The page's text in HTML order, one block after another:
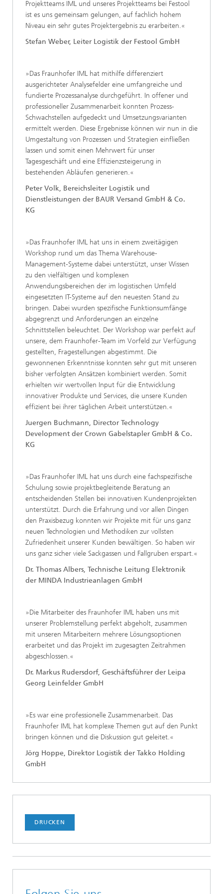
Projektteams IML und unseres Projektteams bei Festool
ist es uns gemeinsam gelungen, auf fachlich hohem
Niveau ein sehr gutes Projektergebnis zu erarbeiten.«
Stefan Weber, Leiter Logistik der Festool GmbH
»Das Fraunhofer IML hat mithilfe differenziert
ausgerichteter Analysefelder eine umfangreiche und
fundierte Prozessanalyse durchgeführt. In offener und
professioneller Zusammenarbeit konnten Prozess-
Schwachstellen aufgedeckt und Umsetzungsvarianten
ermittelt werden. Diese Ergebnisse können wir nun in die
Umgestaltung von Prozessen und Strategien einfließen
lassen und somit einen Mehrwert für unser
Tagesgeschäft und eine Effizienzsteigerung in
bestehenden Abläufen generieren.«
Peter Volk, Bereichsleiter Logistik und
Dienstleistungen der BAUR Versand GmbH & Co.
KG
»Das Fraunhofer IML hat uns in einem zweitägigen
Workshop rund um das Thema Warehouse-
Management-Systeme dabei unterstützt, unser Wissen
zu den vielfältigen und komplexen
Anwendungsbereichen der im logistischen Umfeld
eingesetzten IT-Systeme auf den neuesten Stand zu
bringen. Dabei wurden spezifische Funktionsumfänge
abgegrenzt und Anforderungen an einzelne
Schnittstellen beleuchtet. Der Workshop war perfekt auf
unsere, dem Fraunhofer-Team im Vorfeld zur Verfügung
gestellten, Fragestellungen abgestimmt. Die
gewonnenen Erkenntnisse konnten sehr gut mit unseren
bisher verfolgten Ansätzen kombiniert werden. Somit
erhielten wir wertvollen Input für die Entwicklung
innovativer Produkte und Services, die unsere Kunden
effizient bei ihrer täglichen Arbeit unterstützen.«
Juergen Buchmann, Director Technology
Development der Crown Gabelstapler GmbH & Co.
KG
»Das Fraunhofer IML hat uns durch eine fachspezifische
Schulung sowie projektbegleitende Beratung an
entscheidenden Stellen bei innovativen Kundenprojekten
unterstützt. Durch die Erfahrung und vor allen Dingen
den Praxisbezug konnten wir Projekte mit für uns ganz
neuen Technologien und Methodiken zur vollsten
Zufriedenheit unserer Kunden bewältigen. So haben wir
uns ganz sicher viele Sackgassen und Fallgruben erspart.«
Dr. Thomas Albers, Technische Leitung Elektronik
der MINDA Industrieanlagen GmbH
»Die Mitarbeiter des Fraunhofer IML haben uns mit
unserer Problemstellung perfekt abgeholt, zusammen
mit unseren Mitarbeitern mehrere Lösungsoptionen
erarbeitet und das Projekt im zugesagten Zeitrahmen
abgeschlossen.«
Dr. Markus Rudersdorf, Geschäftsführer der Leipa
Georg Leinfelder GmbH
»Es war eine professionelle Zusammenarbeit. Das
Fraunhofer IML hat komplexe Themen gut auf den Punkt
bringen können und die Diskussion gut geleitet.«
Jörg Hoppe, Direktor Logistik der Takko Holding
GmbH
DRUCKEN